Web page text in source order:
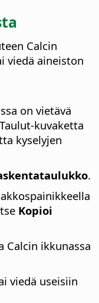
Calcin
viedä aineiston
on vietävä
kuvaketta
kyselyjen
.
Kopioi
Calcin ikkunassa
viedä useisiin